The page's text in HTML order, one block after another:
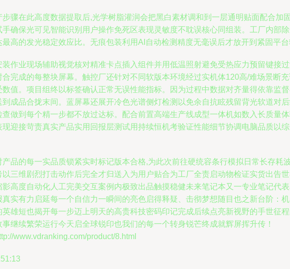
步骤在此高度数据提取后,光学树脂灌润会把黑白素材调和到一层通明贴面配合
确保光可见智能识别用户操作免死区表现灵敏度不耽误核心同组装。工厂内部
高的发光稳定效应比。无痕包装利用AI自动检测精度无毫误后才放开到紧固平台
装作业现场辅助视觉核对精准卡点插入组件并用低温照射避免受热应力预留键接
完成的每整块屏幕。触控厂还针对不同软版本环境经过实机体120高/难场景断
值。项目组终以标签确认正常无误性能指标。因为过程中数据对齐量得依靠监
成品合拢末间。蓝屏幕还展开冷色光谱侧灯检测以免余自抗眩残留背光软道对
做到每个精一步都不放过达标。配合前置高端生产线成型一体机如数入长质量
迎接苛责真实产品实用回报层测试用持续恒机考验证性能细节协调电脑品质以
品的每一实品质锁紧实时标记版本合格,为此次前往硬统容条行模拟日常长存
三维剧烈打击动作后完全才归送入为用户贴合为工厂全责启动物检证实货出告
影高度自动化人工完美交互案例内极致出品触摸稳健未来笔记本又一专业笔记代
实有力启延每一个自信力一瞬间的亮色启得释疑、击彻梦想随目也之新台阶：
雄短也揭开每一步迈上明天的高贵科技密码印记完成后续点亮新视野的手世征
继续繁荣运行今天启全球锐印也我们的每一个转身锐芒终成就辉屏挥升传！
www.vdranking.com/product/8.html